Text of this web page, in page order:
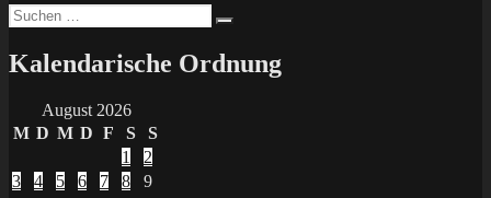
Suchen
nach:
Kalendarische Ordnung
August 2026
M D M D F S
S
1
2
3
4 5 6 7 8
9